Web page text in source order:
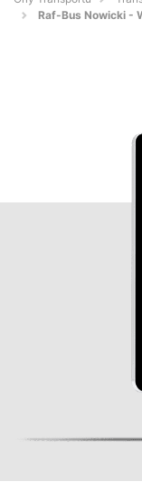
Raf-Bus Nowicki -